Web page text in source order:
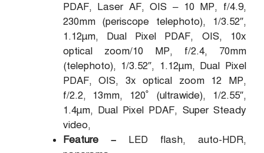
PDAF, Laser AF, OIS – 10 MP, f/4.9,
230mm (periscope telephoto), 1/3.52″,
1.12µm, Dual Pixel PDAF, OIS, 10x
optical zoom/10 MP, f/2.4, 70mm
(telephoto), 1/3.52″, 1.12µm, Dual Pixel
PDAF, OIS, 3x optical zoom 12 MP,
f/2.2, 13mm, 120˚ (ultrawide), 1/2.55″,
1.4µm, Dual Pixel PDAF, Super Steady
video,
Feature –LED flash, auto-HDR,